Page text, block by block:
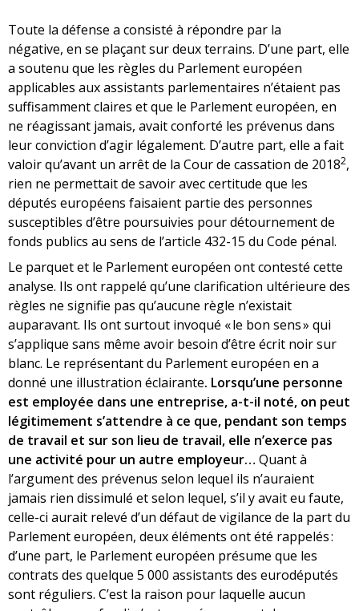
Toute la défense a consisté à répondre par la
négative, en se plaçant sur deux terrains. D’une part, elle
a soutenu que les règles du Parlement européen
applicables aux assistants parlementaires n’étaient pas
suffisamment claires et que le Parlement européen, en
ne réagissant jamais, avait conforté les prévenus dans
leur conviction d’agir légalement. D’autre part, elle a fait
valoir qu’avant un arrêt de la Cour de cassation de 20182,
rien ne permettait de savoir avec certitude que les
députés européens faisaient partie des personnes
susceptibles d’être poursuivies pour détournement de
fonds publics au sens de l’article 432-15 du Code pénal.
Le parquet et le Parlement européen ont contesté cette
analyse. Ils ont rappelé qu’une clarification ultérieure des
règles ne signifie pas qu’aucune règle n’existait
auparavant. Ils ont surtout invoqué « le bon sens » qui
s’applique sans même avoir besoin d’être écrit noir sur
blanc. Le représentant du Parlement européen en a
donné une illustration éclairante. Lorsqu’une personne
est employée dans une entreprise, a-t-il noté, on peut
légitimement s’attendre à ce que, pendant son temps
de travail et sur son lieu de travail, elle n’exerce pas
une activité pour un autre employeur… Quant à
l’argument des prévenus selon lequel ils n’auraient
jamais rien dissimulé et selon lequel, s’il y avait eu faute,
celle-ci aurait relevé d’un défaut de vigilance de la part du
Parlement européen, deux éléments ont été rappelés :
d’une part, le Parlement européen présume que les
contrats des quelque 5 000 assistants des eurodéputés
sont réguliers. C’est la raison pour laquelle aucun